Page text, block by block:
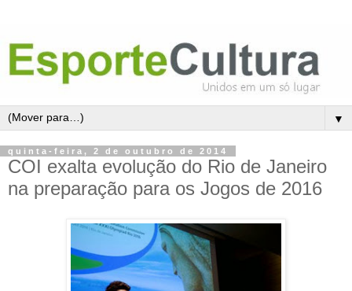
▼
quinta-feira, 2 de outubro de 2014
COI exalta evolução do Rio de Janeiro
na preparação para os Jogos de 2016